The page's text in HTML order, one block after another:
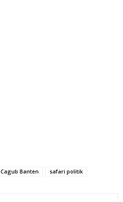
Cagub Banten safari politik